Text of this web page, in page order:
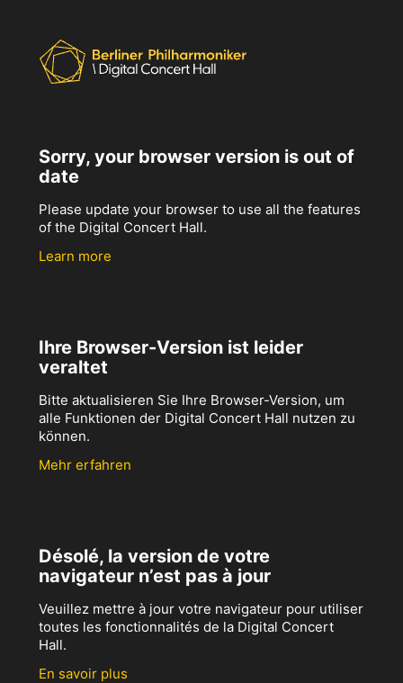
Sorry, your browser version is out of
date
Please update your browser to use all the features
of the Digital Concert Hall.
Learn more
Ihre Browser-Version ist leider
veraltet
Bitte aktualisieren Sie Ihre Browser-Version, um
alle Funktionen der Digital Concert Hall nutzen zu
können.
Mehr erfahren
Désolé, la version de votre
navigateur n’est pas à jour
Veuillez mettre à jour votre navigateur pour utiliser
toutes les fonctionnalités de la Digital Concert
Hall.
En savoir plus